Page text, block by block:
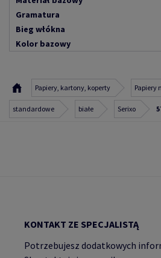
Gramatura
Bieg włókna
Kolor bazowy
Papiery, kartony, koperty Papiery
standardowe białe Serixo
KONTAKT ZE SPECJALISTĄ
Potrzebujesz dodatkowych